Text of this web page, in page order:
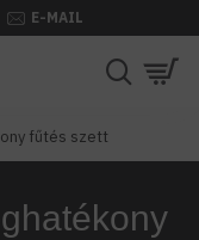
E-MAIL
fűtés szett